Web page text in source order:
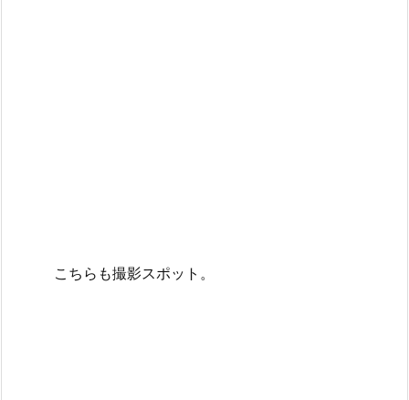
こちらも撮影スポット。